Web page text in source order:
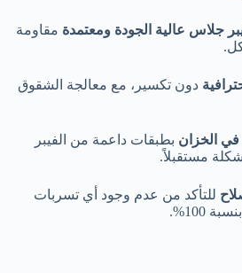
جلاس عالية الجودة ومعتمدة مقاومة
دون تكسير، مع معالجة الشقوق
الخزان بطبقات داعمة من الفيبر
مستقبلاً.
للتأكد من عدم وجود أي تسربات
100%.